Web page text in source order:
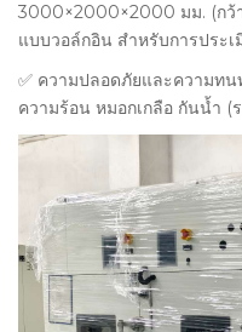
3000×2000×2000 มม. (กว้
แบบวอล์กอิน สำหรับการประ
✅ ความปลอดภัยและความท
ความร้อน หมอกเกลือ กันน้ำ